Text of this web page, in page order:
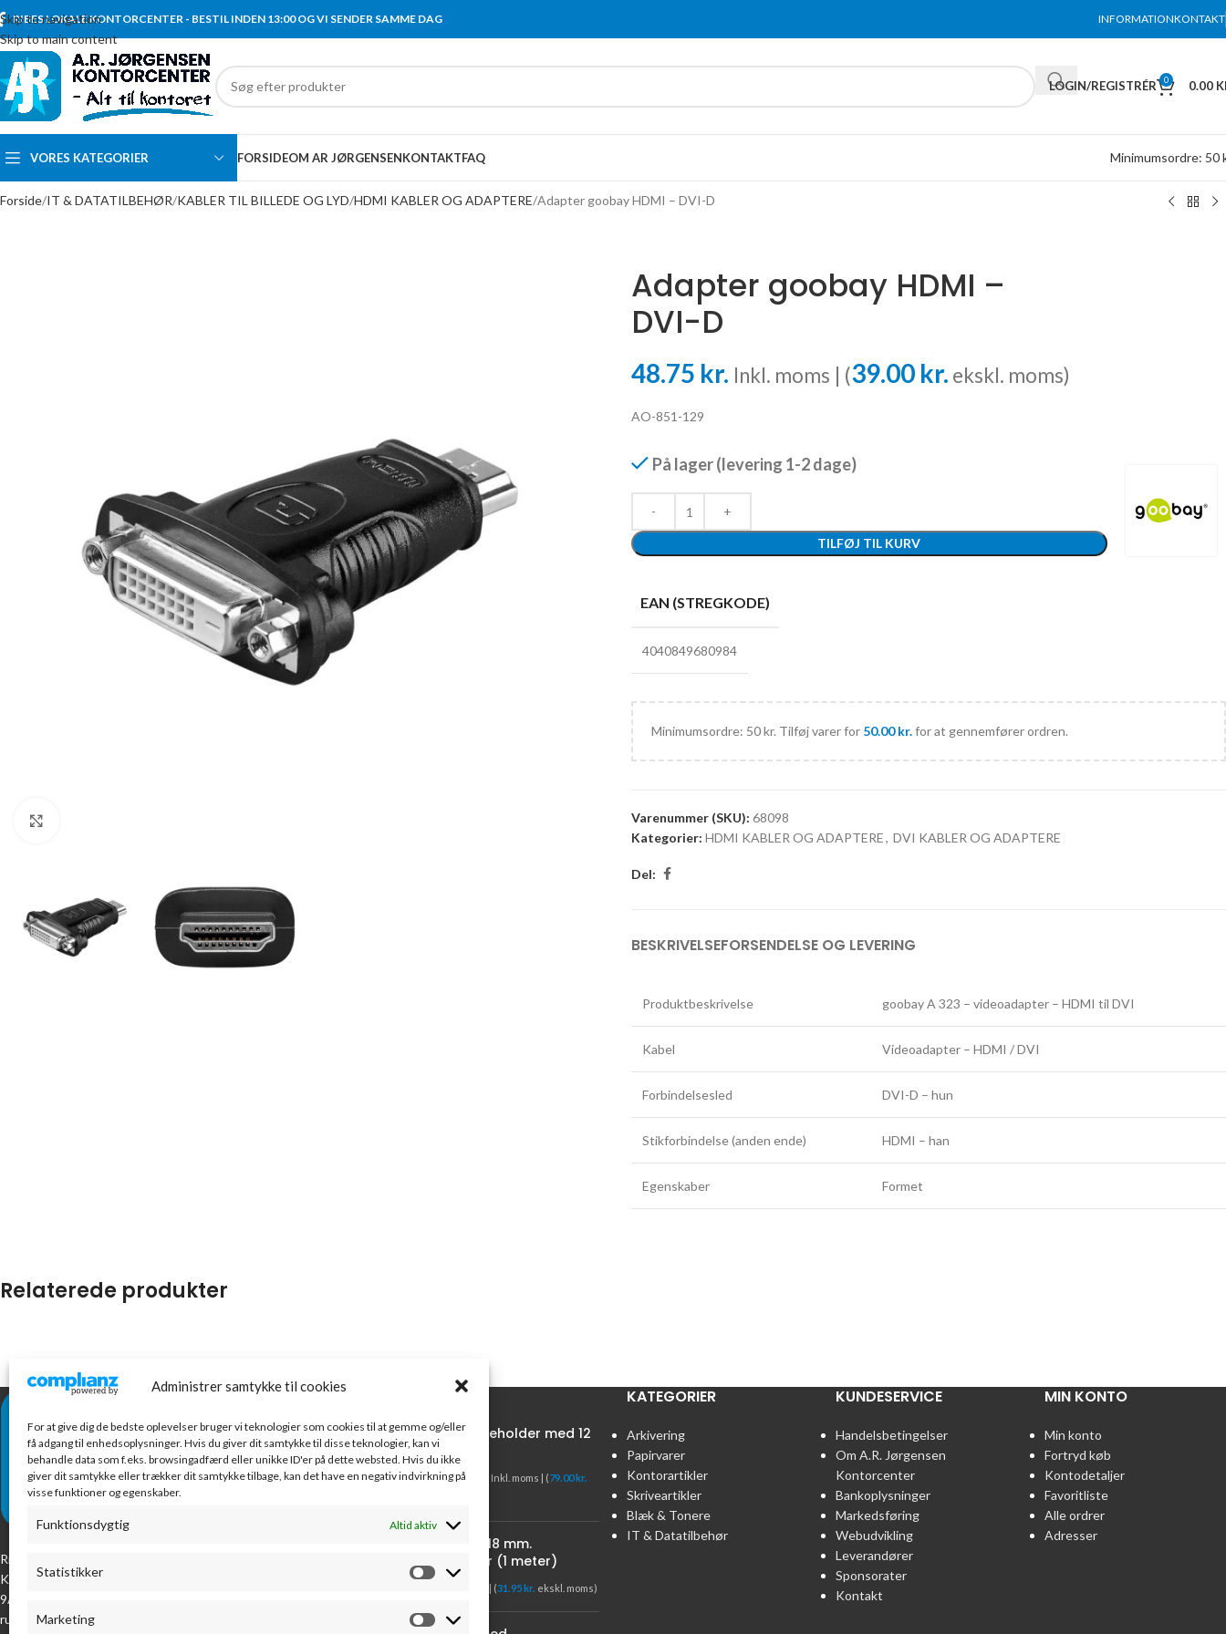
Administrer samtykke til cookies
For at give dig de bedste oplevelser bruger vi teknologier som cookies til at gemme og/eller
få adgang til enhedsoplysninger. Hvis du giver dit samtykke til disse teknologier, kan vi
behandle data som f.eks. browsingadfærd eller unikke ID'er på dette websted. Hvis du ikke
giver dit samtykke eller trækker dit samtykke tilbage, kan det have en negativ indvirkning på
visse funktioner og egenskaber.
Funktionsdygtig Altid aktiv
Statistikker
Marketing
Skip to navigation
Skip to main content
RIBES LOKALE KONTORCENTER - BESTIL INDEN 13:00 OG VI SENDER SAMME DAG INFORMATIONKONTAKT
LOGIN/REGISTRÉR 0 0.00
VORES KATEGORIER FORSIDEOM AR JØRGENSENKONTAKTFAQ Minimumsordre: 50
Forside IT & DATATILBEHØR KABLER TIL BILLEDE OG LYD HDMI KABLER OG ADAPTERE Adapter goobay HDMI – DVI-D
Adapter goobay HDMI –
DVI-D
48.75 kr. Inkl. moms | (39.00 kr. ekskl. moms)
AO-851-129
På lager (levering 1-2 dage)
TILFØJ TIL KURV
EAN (STREGKODE)
4040849680984
Minimumsordre: 50 kr. Tilføj varer for 50.00kr.for at gennemfører ordren.
Varenummer (SKU): 68098
Kategorier: HDMI KABLER OG ADAPTERE, DVI KABLER OG ADAPTERE
Del:
BESKRIVELSEFORSENDELSE OG LEVERING
Produktbeskrivelse goobay A 323 – videoadapter – HDMI til DVI
Kabel Videoadapter – HDMI / DVI
Forbindelsesled DVI-D – hun
Stikforbindelse (anden ende) HDMI – han
Egenskaber Formet
Relaterede produkter
Ribes lokale kontorcenter. Vi har alt til kontoret.
Kom og oplev vores kæmpe udvalg på Industrivej
9A, eller tag en tur på vores webshop, som
rummer mere end 8000 varenumre!
NYESTE VARER
Container Penneholder med 12
rum
198.75kr. 98.75 Inkl. moms | (79.00kr.
Tape Nano Gel18 mm.
indoor/outdoor (1 meter)
Inkl. moms | (31.95kr. ekskl. moms)
KATEGORIER
Arkivering
Papirvarer
Kontorartikler
Skriveartikler
Blæk & Tonere
IT & Datatilbehør
KUNDESERVICE
Handelsbetingelser
Om A.R. Jørgensen
Kontorcenter
Bankoplysninger
Markedsføring
Webudvikling
Leverandører
Sponsorater
Kontakt
MIN KONTO
Min konto
Fortryd køb
Kontodetaljer
Favoritliste
Alle ordrer
Adresser